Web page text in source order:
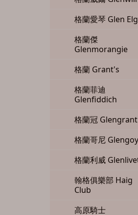
格蘭愛琴 Glen
格蘭傑
Glenmorangie
格蘭 Grant's
格蘭菲迪
Glenfiddich
格蘭冠 Glengrant
格蘭哥尼
格蘭利威
翰格俱樂部 Haig
Club
高原騎士